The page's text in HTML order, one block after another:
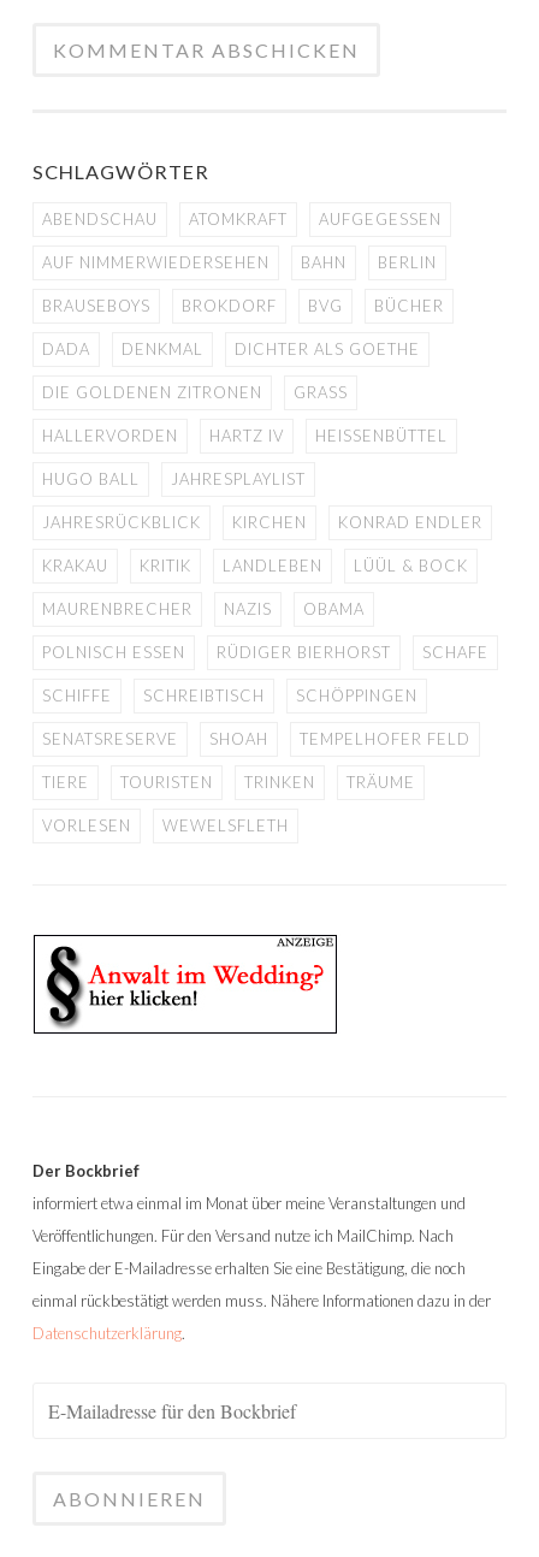
SCHLAGWÖRTER
ABENDSCHAU ATOMKRAFT AUFGEGESSEN
AUF NIMMERWIEDERSEHEN BAHN BERLIN
BRAUSEBOYS BROKDORF BVG BÜCHER
DADA DENKMAL DICHTER ALS GOETHE
DIE GOLDENEN ZITRONEN GRASS
HALLERVORDEN HARTZ IV HEISSENBÜTTEL
HUGO BALL JAHRESPLAYLIST
JAHRESRÜCKBLICK KIRCHEN KONRAD ENDLER
KRAKAU KRITIK LANDLEBEN LÜÜL & BOCK
MAURENBRECHER NAZIS OBAMA
POLNISCH ESSEN RÜDIGER BIERHORST SCHAFE
SCHIFFE SCHREIBTISCH SCHÖPPINGEN
SENATSRESERVE SHOAH TEMPELHOFER FELD
TIERE TOURISTEN TRINKEN TRÄUME
VORLESEN WEWELSFLETH
Der Bockbrief
informiert etwa einmal im Monat über meine Veranstaltungen und
Veröffentlichungen. Für den Versand nutze ich MailChimp. Nach
Eingabe der E-Mailadresse erhalten Sie eine Bestätigung, die noch
einmal rückbestätigt werden muss. Nähere Informationen dazu in der
Datenschutzerklärung.